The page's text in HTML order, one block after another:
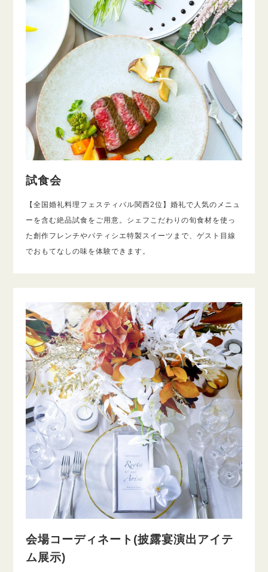
試食会
【全国婚礼料理フェスティバル関西2位】婚礼で人気のメニュ
ーを含む絶品試食をご用意。シェフこだわりの旬食材を使っ
た創作フレンチやパティシエ特製スイーツまで、ゲスト目線
でおもてなしの味を体験できます。
会場コーディネート(披露宴演出アイテ
ム展示)